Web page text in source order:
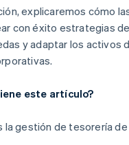
explicaremos cómo
con éxito estrategias
y adaptar los activos
este artículo?
la gestión de tesorería